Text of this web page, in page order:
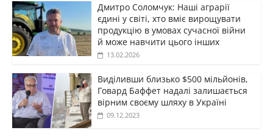
Дмитро Соломчук: Наші аграрії
єдині у світі, хто вміє вирощувати
продукцію в умовах сучасної війни
й може навчити цього інших
13.02.2026
Виділивши близько $500 мільйонів,
Говард Баффет надалі залишається
вірним своєму шляху в Україні
09.12.2023